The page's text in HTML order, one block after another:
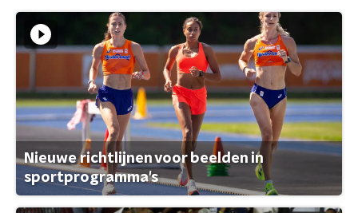
Nieuwe richtlijnen voor beelden in
sportprogramma's